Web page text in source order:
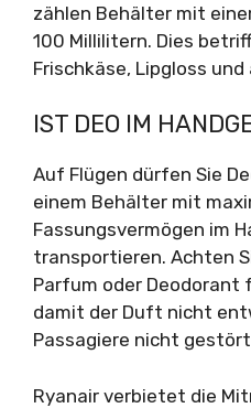
zählen Behälter mit
100 Millilitern. Dies
Frischkäse, Lipgloss
IST DEO IM
Auf Flügen dürfen Sie
einem Behälter mit
Fassungsvermögen im
transportieren. Achten
Parfum oder Deodorant
damit der Duft nicht
Passagiere nicht
Ryanair verbietet die